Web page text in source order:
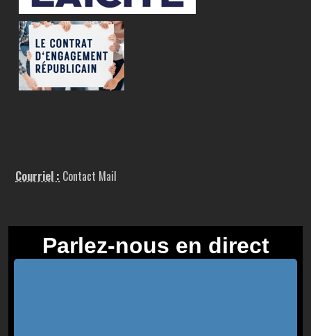
Courriel : Contact Mail